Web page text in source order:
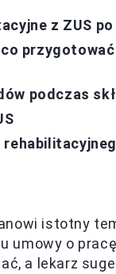
z ZUS
podczas
istotny
umowy o
a lekarz